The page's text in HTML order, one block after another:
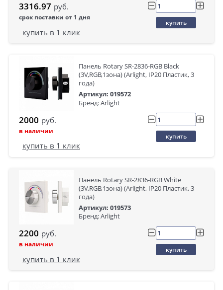
3316.97 руб.
срок поставки от 1 дня
купить
купить в 1 клик
Панель Rotary SR-2836-RGB Black
(3V,RGB,1зона) (Arlight, IP20 Пластик, 3
года)
Артикул: 019572
Бренд: Arlight
2000 руб.
в наличии
купить
купить в 1 клик
Панель Rotary SR-2836-RGB White
(3V,RGB,1зона) (Arlight, IP20 Пластик, 3
года)
Артикул: 019573
Бренд: Arlight
2200 руб.
в наличии
купить
купить в 1 клик